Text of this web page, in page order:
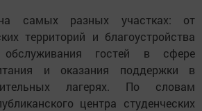
самых разных участках: от
территорий и благоустройства
гостей в сфере
и оказания поддержки в
лагерях. По словам
центра студенческих